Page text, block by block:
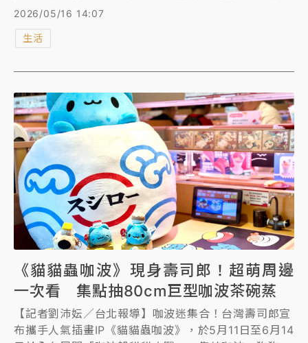
獨資而與NCC協商破局，加上台灣4G、5G覆蓋率已逾
也帶來好消息，強調星鏈最大的競爭對手Amazon
低軌衛星公司AST SpaceMobile也已與台灣大哥大簽
署合作備忘錄。這兩家業者皆願意配合台灣現行法規，
未來將大幅提升台灣的通訊韌性與國家安全。
2026/05/16 14:07
生活
《貓貓蟲咖波》現身壽司郎！超萌周邊
一次看 集點抽80cm巨型咖波茶碗蒸
【記者劉沛妘／台北報導】咖波迷集合！台灣壽司郎宣
布攜手人氣插畫IP《貓貓蟲咖波》，於5月11日至6月14